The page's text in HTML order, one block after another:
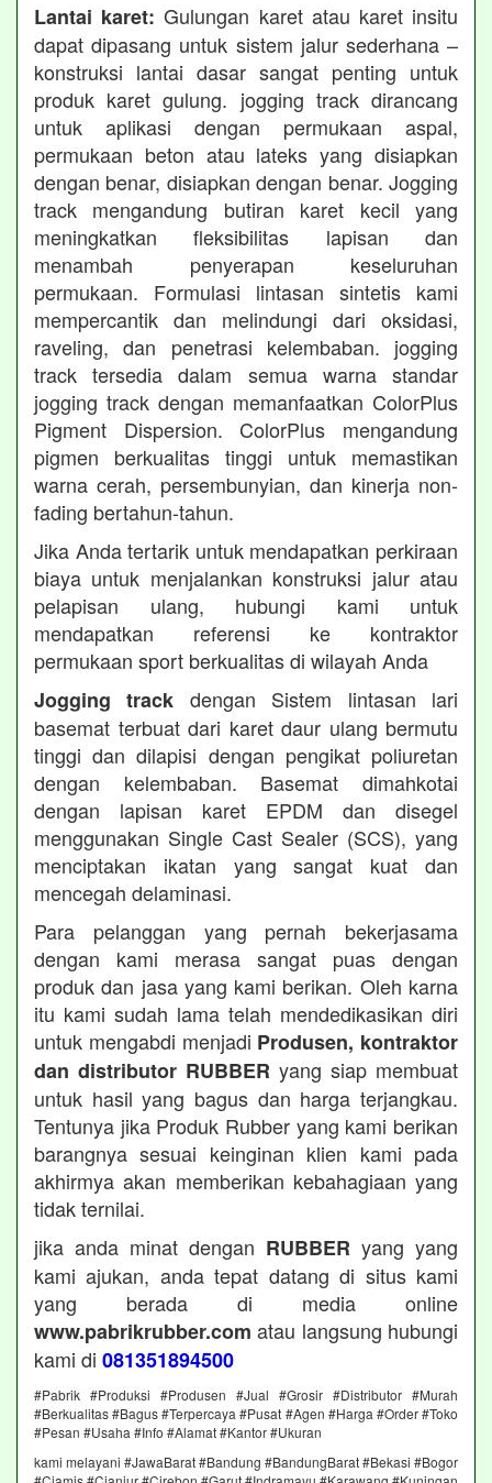
Lantai karet: Gulungan karet atau karet insitu
dapat dipasang untuk sistem jalur sederhana –
konstruksi lantai dasar sangat penting untuk
produk karet gulung. jogging track dirancang
untuk aplikasi dengan permukaan aspal,
permukaan beton atau lateks yang disiapkan
dengan benar, disiapkan dengan benar. Jogging
track mengandung butiran karet kecil yang
meningkatkan fleksibilitas lapisan dan
menambah penyerapan keseluruhan
permukaan. Formulasi lintasan sintetis kami
mempercantik dan melindungi dari oksidasi,
raveling, dan penetrasi kelembaban. jogging
track tersedia dalam semua warna standar
jogging track dengan memanfaatkan ColorPlus
Pigment Dispersion. ColorPlus mengandung
pigmen berkualitas tinggi untuk memastikan
warna cerah, persembunyian, dan kinerja non-
fading bertahun-tahun.
Jika Anda tertarik untuk mendapatkan perkiraan
biaya untuk menjalankan konstruksi jalur atau
pelapisan ulang, hubungi kami untuk
mendapatkan referensi ke kontraktor
permukaan sport berkualitas di wilayah Anda
Jogging track dengan Sistem lintasan lari
basemat terbuat dari karet daur ulang bermutu
tinggi dan dilapisi dengan pengikat poliuretan
dengan kelembaban. Basemat dimahkotai
dengan lapisan karet EPDM dan disegel
menggunakan Single Cast Sealer (SCS), yang
menciptakan ikatan yang sangat kuat dan
mencegah delaminasi.
Para pelanggan yang pernah bekerjasama
dengan kami merasa sangat puas dengan
produk dan jasa yang kami berikan. Oleh karna
itu kami sudah lama telah mendedikasikan diri
untuk mengabdi menjadi Produsen, kontraktor
dan distributor RUBBER yang siap membuat
untuk hasil yang bagus dan harga terjangkau.
Tentunya jika Produk Rubber yang kami berikan
barangnya sesuai keinginan klien kami pada
akhirmya akan memberikan kebahagiaan yang
tidak ternilai.
jika anda minat dengan RUBBER yang yang
kami ajukan, anda tepat datang di situs kami
yang berada di media online
www.pabrikrubber.com atau langsung hubungi
kami di 081351894500
#Pabrik #Produksi #Produsen #Jual #Grosir #Distributor #Murah
#Berkualitas #Bagus #Terpercaya #Pusat #Agen #Harga #Order #Toko
#Pesan #Usaha #Info #Alamat #Kantor #Ukuran
kami melayani #JawaBarat #Bandung #BandungBarat #Bekasi #Bogor